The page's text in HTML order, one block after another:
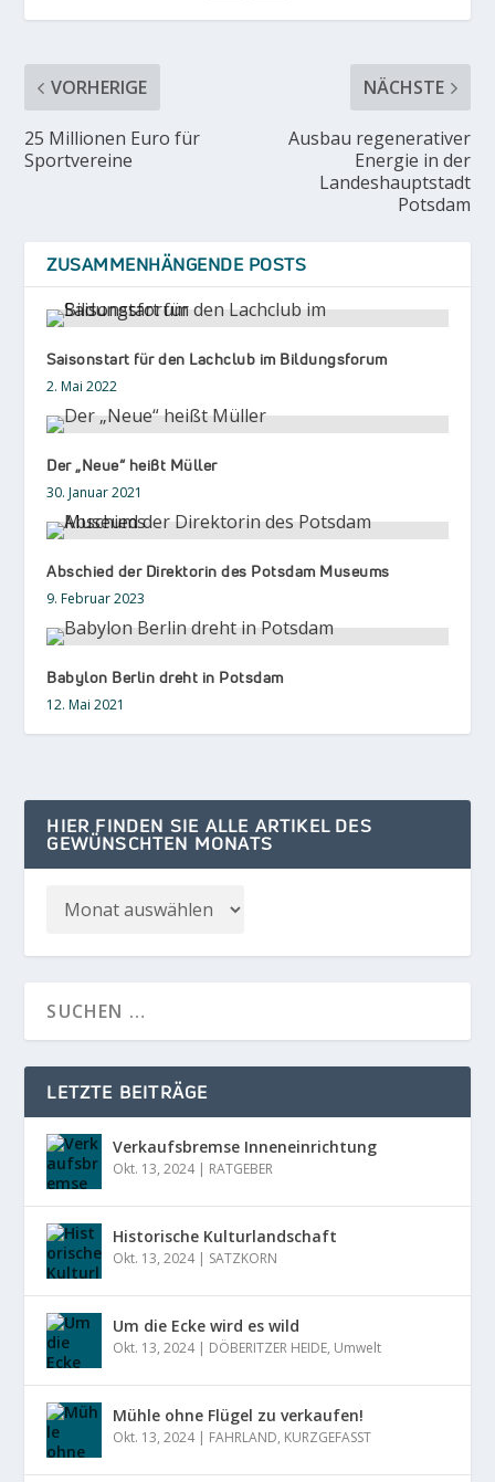
VORHERIGE
25 Millionen Euro für
Sportvereine
NÄCHSTE
Ausbau regenerativer
Energie in der
Landeshauptstadt
Potsdam
ZUSAMMENHÄNGENDE POSTS
Saisonstart für den Lachclub im Bildungsforum
2. Mai 2022
Der „Neue“ heißt Müller
30. Januar 2021
Abschied der Direktorin des Potsdam Museums
9. Februar 2023
Babylon Berlin dreht in Potsdam
12. Mai 2021
HIER FINDEN SIE ALLE ARTIKEL DES
GEWÜNSCHTEN MONATS
LETZTE BEITRÄGE
Verkaufsbremse Inneneinrichtung
Okt. 13, 2024| RATGEBER
Historische Kulturlandschaft
Okt. 13, 2024| SATZKORN
Um die Ecke wird es wild
Okt. 13, 2024| DÖBERITZER HEIDE, Umwelt
Mühle ohne Flügel zu verkaufen!
Okt. 13, 2024| FAHRLAND, KURZGEFASST